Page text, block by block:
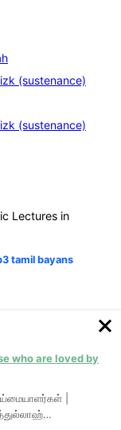
(sustenance)
(sustenance)
Lectures in
tamil bayans
who are loved by
|